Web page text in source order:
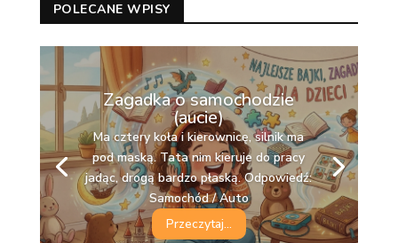
POLECANE WPISY
Zagadka o samochodzie
(aucie)
Ma cztery koła i kierownicę, silnik ma
pod maską. Tata nim kieruje do pracy
jadąc, drogą bardzo płaską. Odpowiedź:
Samochód / Auto
Przeczytaj...